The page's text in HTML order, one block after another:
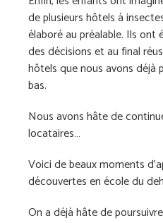
de plusieurs hôtels à
élaboré au préalable. Ils ont
des décisions et au final
hôtels que nous avons déjà
bas.
Nous avons hâte de
locataires…
Voici de beaux moments
découvertes en école du
On a déjà hâte de